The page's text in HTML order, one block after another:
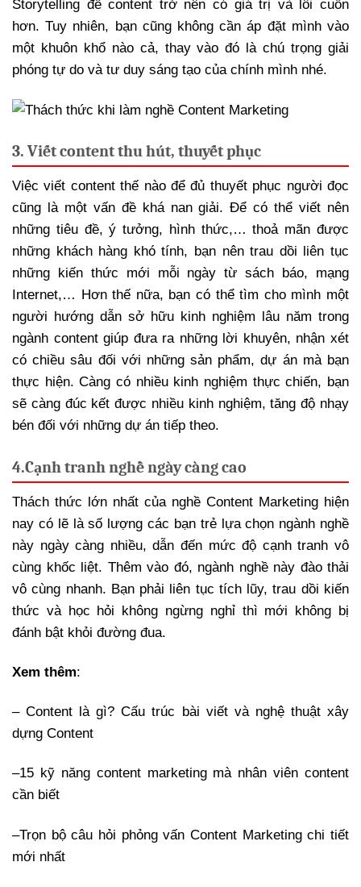
Storytelling để content trở nên có giá trị và lôi cuốn
hơn. Tuy nhiên, bạn cũng không cần áp đặt mình vào
một khuôn khổ nào cả, thay vào đó là chú trọng giải
phóng tự do và tư duy sáng tạo của chính mình nhé.
3. Viết content thu hút, thuyết phục
Việc viết content thế nào để đủ thuyết phục người đọc
cũng là một vấn đề khá nan giải. Để có thể viết nên
những tiêu đề, ý tưởng, hình thức,… thoả mãn được
những khách hàng khó tính, bạn nên trau dồi liên tục
những kiến thức mới mỗi ngày từ sách báo, mạng
Internet,… Hơn thế nữa, bạn có thể tìm cho mình một
người hướng dẫn sở hữu kinh nghiệm lâu năm trong
ngành content giúp đưa ra những lời khuyên, nhận xét
có chiều sâu đối với những sản phẩm, dự án mà bạn
thực hiện. Càng có nhiều kinh nghiệm thực chiến, bạn
sẽ càng đúc kết được nhiều kinh nghiệm, tăng độ nhạy
bén đối với những dự án tiếp theo.
4.Cạnh tranh nghề ngày càng cao
Thách thức lớn nhất của nghề Content Marketing hiện
nay có lẽ là số lượng các bạn trẻ lựa chọn ngành nghề
này ngày càng nhiều, dẫn đến mức độ cạnh tranh vô
cùng khốc liệt. Thêm vào đó, ngành nghề này đào thải
vô cùng nhanh. Bạn phải liên tục tích lũy, trau dồi kiến
thức và học hỏi không ngừng nghỉ thì mới không bị
đánh bật khỏi đường đua.
Xem thêm:
– Content là gì? Cấu trúc bài viết và nghệ thuật xây
dựng Content
–15 kỹ năng content marketing mà nhân viên content
cần biết
–Trọn bộ câu hỏi phỏng vấn Content Marketing chi tiết
mới nhất